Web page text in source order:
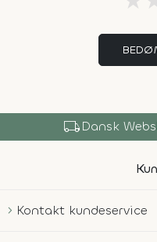
local_shippingDansk
Kontakt kundeservice